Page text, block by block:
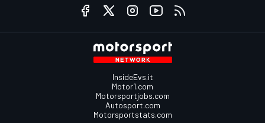
InsideEvs.it
Motor1.com
Motorsportjobs.com
Autosport.com
Motorsportstats.com